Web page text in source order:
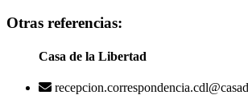
Otras referencias:
Casa de la Libertad